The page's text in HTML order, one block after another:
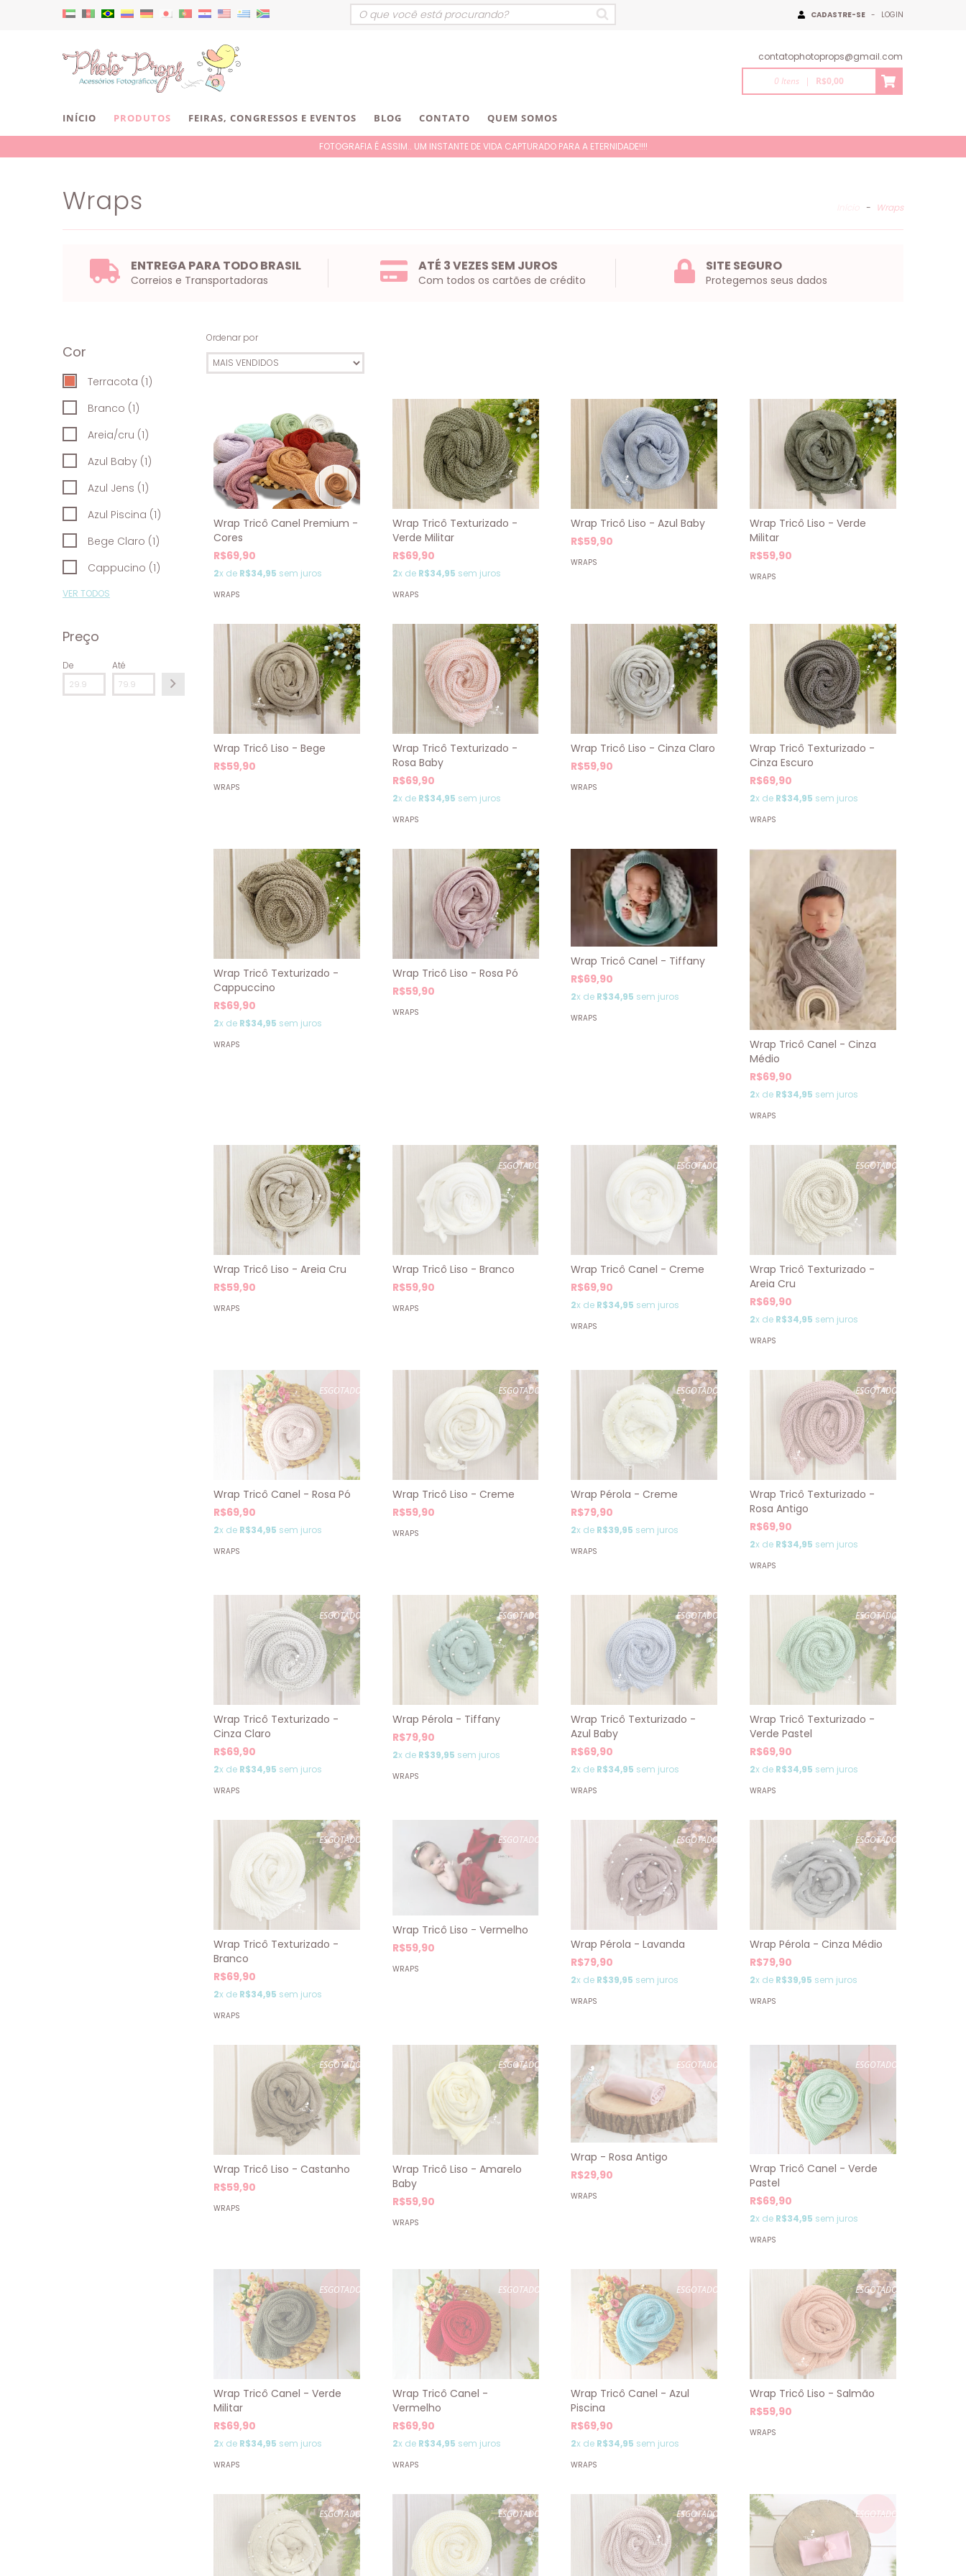
CADASTRE-SE - LOGIN
contatophotoprops@gmail.com
0 Itens | R$0,00
INÍCIO PRODUTOS FEIRAS, CONGRESSOS E EVENTOS BLOG CONTATO QUEM SOMOS
FOTOGRAFIA É ASSIM.. UM INSTANTE DE VIDA CAPTURADO PARA A ETERNIDADE!!!!
Wraps - Wraps
ENTREGA PARA TODO BRASIL
Correios e Transportadoras
ATÉ 3 VEZES SEM JUROS
Com todos os cartões de crédito
SITE SEGURO
Protegemos seus dados
Cor
Terracota (1)
Branco (1)
Areia/cru (1)
Azul Baby (1)
Azul Jens (1)
Azul Piscina (1)
Bege Claro (1)
Cappucino (1)
VER TODOS
Preço
De Até
Ordenar por
Wrap Tricô Canel Premium -
Cores
R$69,90
2x de R$34,95 sem juros
WRAPS
Wrap Tricô Texturizado -
Verde Militar
R$69,90
2x de R$34,95 sem juros
WRAPS
Wrap Tricô Liso - Azul Baby
R$59,90
WRAPS
Wrap Tricô Liso - Verde
Militar
R$59,90
WRAPS
Wrap Tricô Liso - Bege
R$59,90
WRAPS
Wrap Tricô Texturizado -
Rosa Baby
R$69,90
2x de R$34,95 sem juros
WRAPS
Wrap Tricô Liso - Cinza Claro
R$59,90
WRAPS
Wrap Tricô Texturizado -
Cinza Escuro
R$69,90
2x de R$34,95 sem juros
WRAPS
Wrap Tricô Texturizado -
Cappuccino
R$69,90
2x de R$34,95 sem juros
WRAPS
Wrap Tricô Liso - Rosa Pó
R$59,90
WRAPS
Wrap Tricô Canel - Tiffany
R$69,90
2x de R$34,95 sem juros
WRAPS
Wrap Tricô Canel - Cinza
Médio
R$69,90
2x de R$34,95 sem juros
WRAPS
Wrap Tricô Liso - Areia Cru
R$59,90
WRAPS
ESGOTADO
Wrap Tricô Liso - Branco
R$59,90
WRAPS
ESGOTADO
Wrap Tricô Canel - Creme
R$69,90
2x de R$34,95 sem juros
WRAPS
ESGOTADO
Wrap Tricô Texturizado -
Areia Cru
R$69,90
2x de R$34,95 sem juros
WRAPS
ESGOTADO
Wrap Tricô Canel - Rosa Pó
R$69,90
2x de R$34,95 sem juros
WRAPS
ESGOTADO
Wrap Tricô Liso - Creme
R$59,90
WRAPS
ESGOTADO
Wrap Pérola - Creme
R$79,90
2x de R$39,95 sem juros
WRAPS
ESGOTADO
Wrap Tricô Texturizado -
Rosa Antigo
R$69,90
2x de R$34,95 sem juros
WRAPS
ESGOTADO
Wrap Tricô Texturizado -
Cinza Claro
R$69,90
2x de R$34,95 sem juros
WRAPS
ESGOTADO
Wrap Pérola - Tiffany
R$79,90
2x de R$39,95 sem juros
WRAPS
ESGOTADO
Wrap Tricô Texturizado -
Azul Baby
R$69,90
2x de R$34,95 sem juros
WRAPS
ESGOTADO
Wrap Tricô Texturizado -
Verde Pastel
R$69,90
2x de R$34,95 sem juros
WRAPS
ESGOTADO
Wrap Tricô Texturizado -
Branco
R$69,90
2x de R$34,95 sem juros
WRAPS
ESGOTADO
Wrap Tricô Liso - Vermelho
R$59,90
WRAPS
ESGOTADO
Wrap Pérola - Lavanda
R$79,90
2x de R$39,95 sem juros
WRAPS
ESGOTADO
Wrap Pérola - Cinza Médio
R$79,90
2x de R$39,95 sem juros
WRAPS
ESGOTADO
Wrap Tricô Liso - Castanho
R$59,90
WRAPS
ESGOTADO
Wrap Tricô Liso - Amarelo
Baby
R$59,90
WRAPS
ESGOTADO
Wrap - Rosa Antigo
R$29,90
WRAPS
ESGOTADO
Wrap Tricô Canel - Verde
Pastel
R$69,90
2x de R$34,95 sem juros
WRAPS
ESGOTADO
Wrap Tricô Canel - Verde
Militar
R$69,90
2x de R$34,95 sem juros
WRAPS
ESGOTADO
Wrap Tricô Canel -
Vermelho
R$69,90
2x de R$34,95 sem juros
WRAPS
ESGOTADO
Wrap Tricô Canel - Azul
Piscina
R$69,90
2x de R$34,95 sem juros
WRAPS
ESGOTADO
Wrap Tricô Liso - Salmão
R$59,90
WRAPS
ESGOTADO ESGOTADO ESGOTADO ESGOTADO